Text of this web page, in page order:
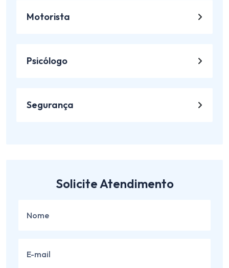
Motorista
Psicólogo
Segurança
Solicite Atendimento